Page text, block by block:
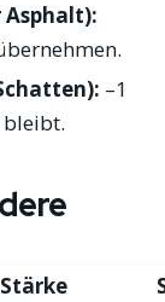
–1
bleibt.
Stärke